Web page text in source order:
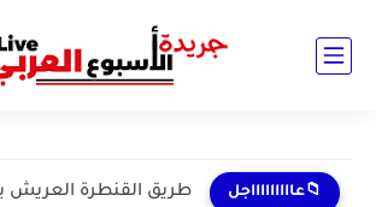
📁عاااااااااجل